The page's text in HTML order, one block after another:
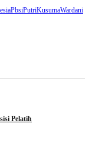
PbsiPutriKusumaWardani
Pelatih